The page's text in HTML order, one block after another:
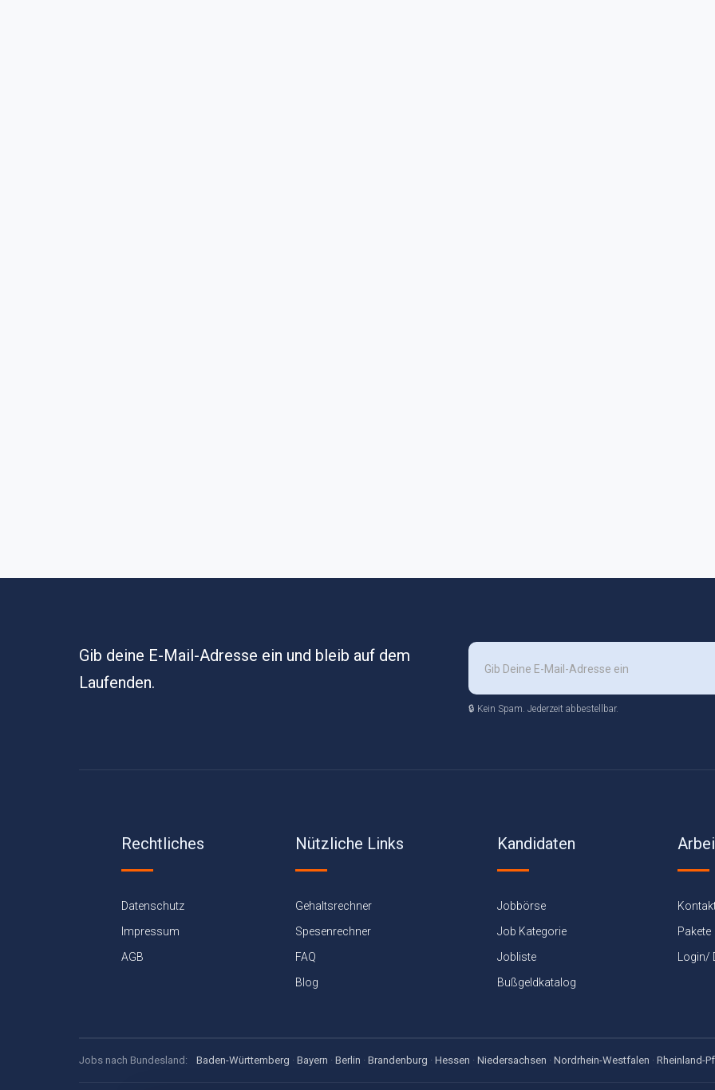
Gib deine E-Mail-Adresse ein und bleib auf dem
Laufenden.
🔒 Kein Spam. Jederzeit abbestellbar.
Rechtliches
Datenschutz
Impressum
AGB
Nützliche Links
Gehaltsrechner
Spesenrechner
FAQ
Blog
Kandidaten
Jobbörse
Job Kategorie
Jobliste
Bußgeldkatalog
Pakete
Jobs nach Bundesland: Baden-Württemberg · Bayern · Berlin · Brandenburg · Hessen · Niedersachsen · Nordrhein-Westfalen · Rheinland-